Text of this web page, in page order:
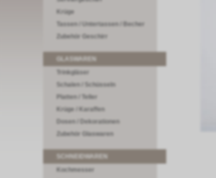
Krüge
Tassen / Untertassen / Becher
Zubehör Geschirr
Trinkgläser
Schalen / Schüsseln
Platten / Teller
Krüge / Karaffen
Dosen / Dekorationen
Zubehör Glaswaren
Kochmesser